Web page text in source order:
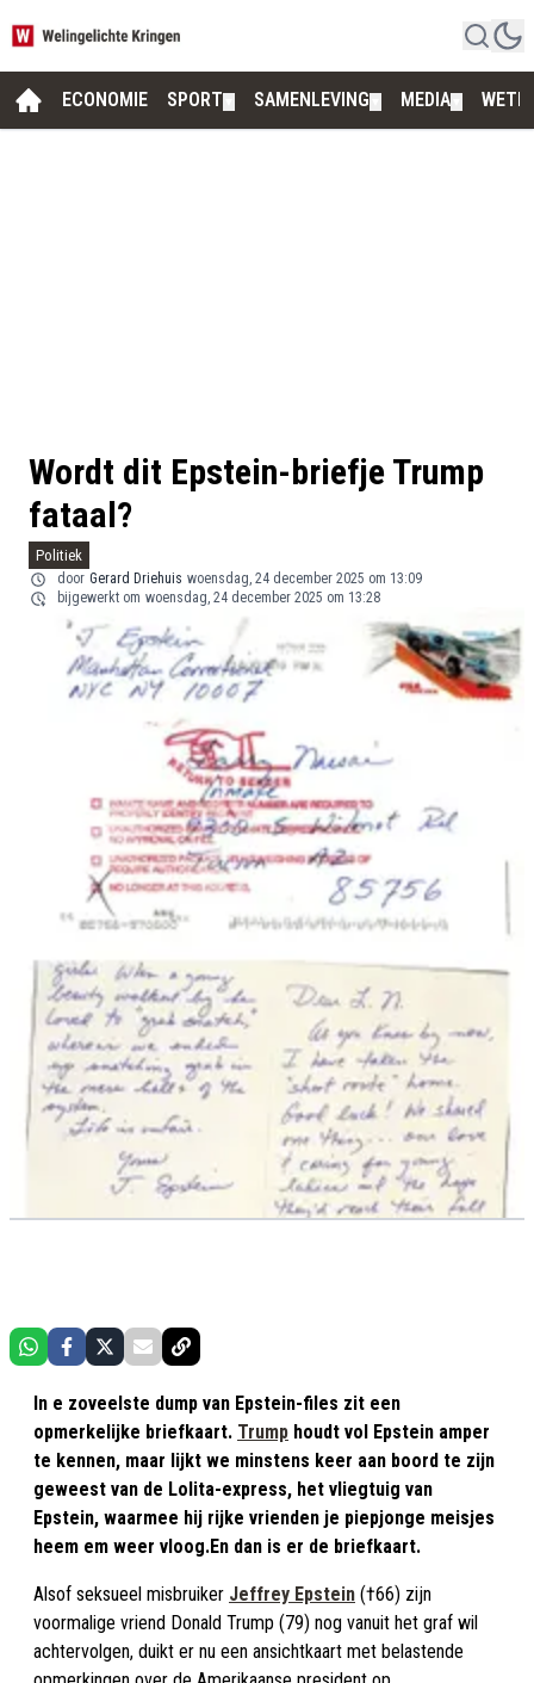
ECONOMIE SPORT SAMENLEVING MEDIA
Wordt dit Epstein-briefje Trump
fataal?
Politiek
door Gerard Driehuis woensdag, 24 december 2025 om 13:09
bijgewerkt om woensdag, 24 december 2025 om 13:28
In e zoveelste dump van Epstein-files zit een
opmerkelijke briefkaart. Trump houdt vol Epstein amper
te kennen, maar lijkt we minstens keer aan boord te zijn
geweest van de Lolita-express, het vliegtuig van
Epstein, waarmee hij rijke vrienden je piepjonge meisjes
heem em weer vloog.En dan is er de briefkaart.
Alsof seksueel misbruiker Jeffrey Epstein (†66) zijn
voormalige vriend Donald Trump (79) nog vanuit het graf wil
achtervolgen, duikt er nu een ansichtkaart met belastende